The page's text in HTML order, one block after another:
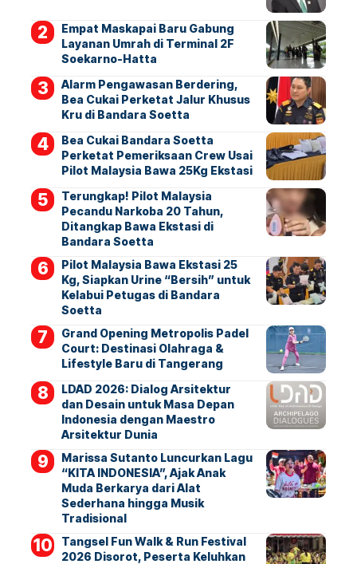
Empat Maskapai Baru Gabung
Layanan Umrah di Terminal 2F
Soekarno-Hatta
Alarm Pengawasan Berdering,
Bea Cukai Perketat Jalur Khusus
Kru di Bandara Soetta
Bea Cukai Bandara Soetta
Perketat Pemeriksaan Crew Usai
Pilot Malaysia Bawa 25Kg Ekstasi
Terungkap! Pilot Malaysia
Pecandu Narkoba 20 Tahun,
Ditangkap Bawa Ekstasi di
Bandara Soetta
Pilot Malaysia Bawa Ekstasi 25
Kg, Siapkan Urine “Bersih” untuk
Kelabui Petugas di Bandara
Soetta
Grand Opening Metropolis Padel
Court: Destinasi Olahraga &
Lifestyle Baru di Tangerang
LDAD 2026: Dialog Arsitektur
dan Desain untuk Masa Depan
Indonesia dengan Maestro
Arsitektur Dunia
Marissa Sutanto Luncurkan Lagu
“KITA INDONESIA”, Ajak Anak
Muda Berkarya dari Alat
Sederhana hingga Musik
Tradisional
Tangsel Fun Walk & Run Festival
2026 Disorot, Peserta Keluhkan